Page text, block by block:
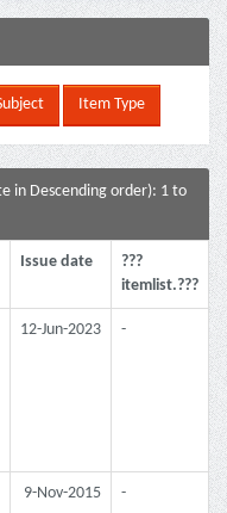
in Descending order): 1 to
Issue date
???
itemlist.???
12-Jun-2023 -
9-Nov-2015 -